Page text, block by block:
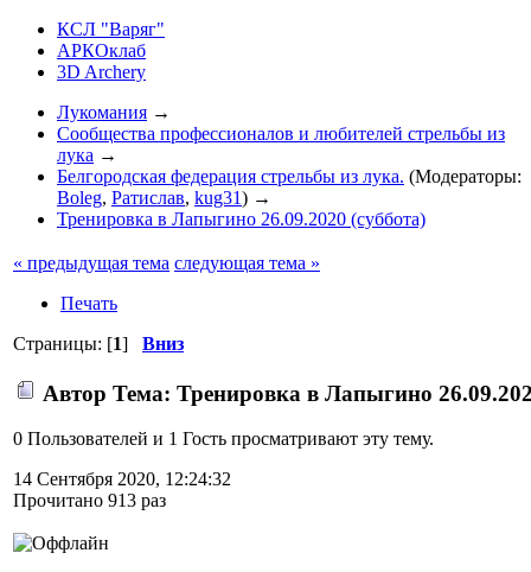
КСЛ "Варяг"
АРКОклаб
3D Archery
Лукомания →
Cообщества профессионалов и любителей стрельбы из
лука →
Белгородская федерация стрельбы из лука. (Модераторы:
Boleg, Ратислав, kug31) →
Тренировка в Лапыгино 26.09.2020 (суббота)
« предыдущая тема следующая тема »
Печать
Страницы: [1] Вниз
Автор Тема: Тренировка в Лапыгино
0 Пользователей и 1 Гость просматривают эту тему.
14 Сентября 2020, 12:24:32
Прочитано 913 раз